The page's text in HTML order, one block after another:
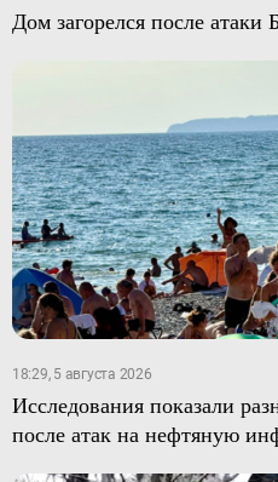
Дом загорелся после
18:29, 5 августа 2026
Исследования показали
после атак на нефтяную